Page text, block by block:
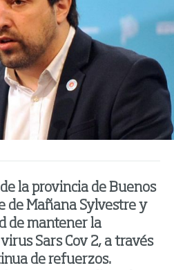
la provincia de Buenos
de Mañana Sylvestre y
de mantener la
Sars Cov 2, a través
de refuerzos.